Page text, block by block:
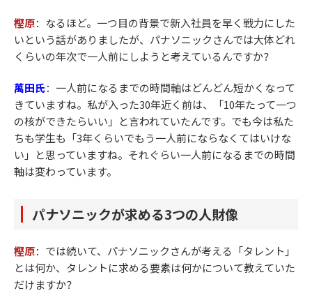
樫原：なるほど。一つ目の背景で新入社員を早く戦力にした
いという話がありましたが、パナソニックさんでは大体どれ
くらいの年次で一人前にしようと考えているんですか？
萬田氏： 一人前になるまでの時間軸はどんどん短かくなって
きていますね。私が入った30年近く前は、「10年たって一つ
の核ができたらいい」と言われていたんです。でも今は私た
ちも学生も「3年くらいでもう一人前にならなくてはいけな
い」と思っていますね。それぐらい一人前になるまでの時間
軸は変わっています。
パナソニックが求める3つの人財像
樫原：では続いて、パナソニックさんが考える「タレント」
とは何か、タレントに求める要素は何かについて教えていた
だけますか？